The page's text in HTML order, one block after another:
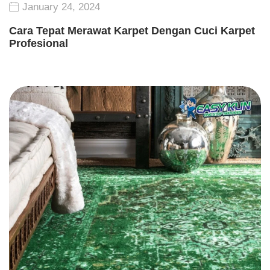
January 24, 2024
Cara Tepat Merawat Karpet Dengan Cuci Karpet
Profesional